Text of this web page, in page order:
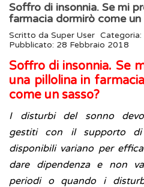
Soffro di insonnia. Se mi
farmacia dormirò come un
Scritto da Super User Categoria:
Pubblicato: 28 Febbraio 2018
Soffro di insonnia. Se
una pillolina in
come un sasso?
I disturbi del sonno
gestiti con il supporto
disponibili variano per
dare dipendenza e non
periodi o quando i